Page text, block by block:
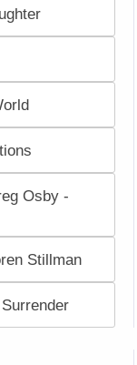
Osby -
Stillman